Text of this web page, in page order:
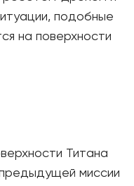
подобные
на поверхности
Титана
миссии